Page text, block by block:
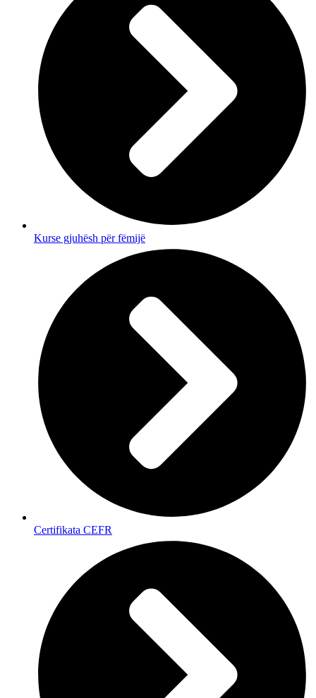
Kurse gjuhësh për fëmijë
Certifikata CEFR